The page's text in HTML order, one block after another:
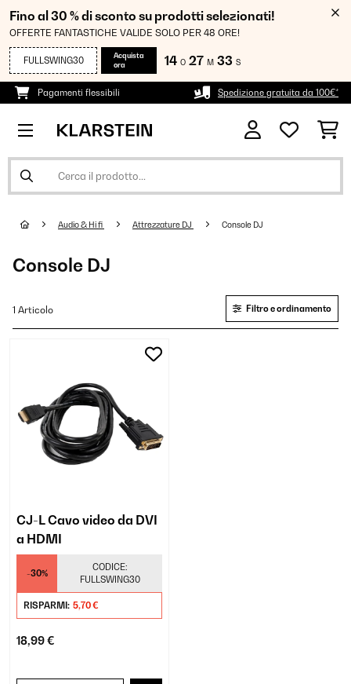
Fino al 30 % di sconto su prodotti selezionati!
OFFERTE FANTASTICHE VALIDE SOLO PER 48 ORE!
FULLSWING30
Acquista
ora
14 O 27 M 33 S
Pagamenti flessibili Spedizione gratuita da 100€*
Audio & Hi fi Attrezzature DJ Console DJ
Console DJ
1 Articolo Filtro e ordinamento
CJ-L Cavo video da DVI
a HDMI
-30%
CODICE:
FULLSWING30
RISPARMI: 5,70 €
18,99 €